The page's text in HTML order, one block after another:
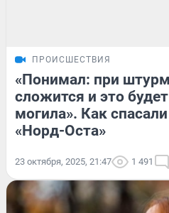
ПРОИСШЕСТВИЯ
«Понимал: при
сложится и это
могила». Как
«Норд-Оста»
23 октября, 2025, 21:47 1 491